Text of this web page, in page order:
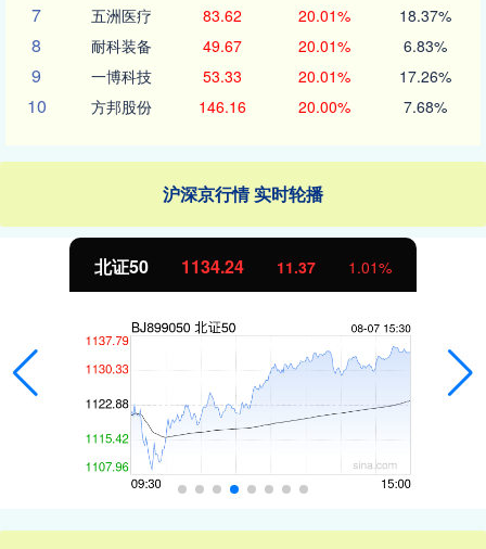
7 五洲医疗 83.62 20.01% 18.37%
8 耐科装备 49.67 20.01% 6.83%
9 一博科技 53.33 20.01% 17.26%
10 方邦股份 146.16 20.00% 7.68%
沪深京行情 实时轮播
北证50 1134.24 11.37 1.01%